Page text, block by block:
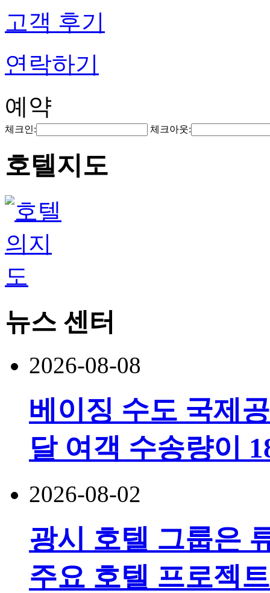
고객 후기
연락하기
예약
체크인: 체크아웃:
호텔지도
뉴스 센터
2026-08-08
베이징 수도 국제
달 여객 수송량이
2026-08-02
광시 호텔 그룹은
주요 호텔 프로젝